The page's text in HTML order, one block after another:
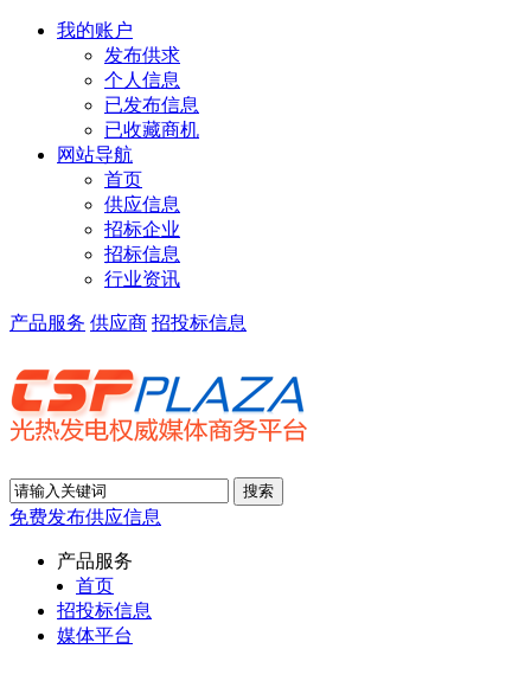
我的账户
发布供求
个人信息
已发布信息
已收藏商机
网站导航
首页
供应信息
招标企业
招标信息
行业资讯
产品服务 供应商 招投标信息
免费发布供应信息
产品服务
首页
招投标信息
媒体平台